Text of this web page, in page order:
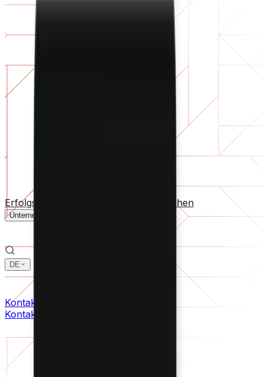
KI-Softwareentwicklung
Maßgeschneiderte KI-Tools, integriert in Ihre Prozesse.
Produktentwicklung
Von der Idee zum fertigen Produkt — Design,
Technische Due Diligence
Qualitätsbewertung und Risikoidentifikation in Ihrer
Laufende Wartung oder Rettung eines Projekts, das aus
Nach Unternehmensgröße
Alle Dienstleistungen
Erfolgsgeschichten
Branchen
Unternehmen
DE
한국어
Kontaktieren Sie uns
Kontaktieren Sie uns